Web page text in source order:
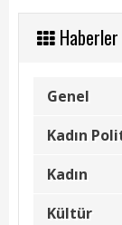
Başkana Mesaj
Projeler
Haberler
Genel
Kadın
Kadın
Kültür